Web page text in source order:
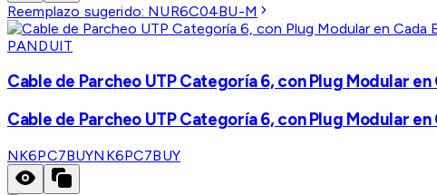
Reemplazo sugerido: NUR6C04BU-M
PANDUIT
Cable de Parcheo UTP Categoría 6, con Plug Modular
Cable de Parcheo UTP Categoría 6, con Plug Modular
NK6PC7BUYNK6PC7BUY